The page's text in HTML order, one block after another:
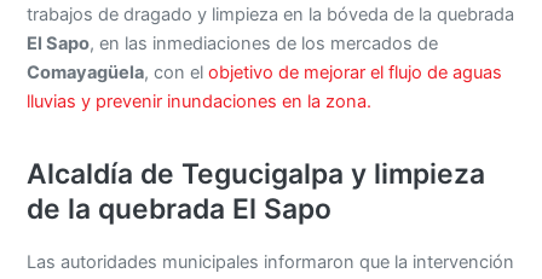
trabajos de dragado y limpieza en la bóveda de la quebrada
El Sapo, en las inmediaciones de los mercados de
Comayagüela, con elobjetivo de mejorar el flujo de aguas
lluvias y prevenir inundaciones en la zona.
Alcaldía de Tegucigalpa y limpieza
de la quebrada El Sapo
Las autoridades municipales informaron que la intervención